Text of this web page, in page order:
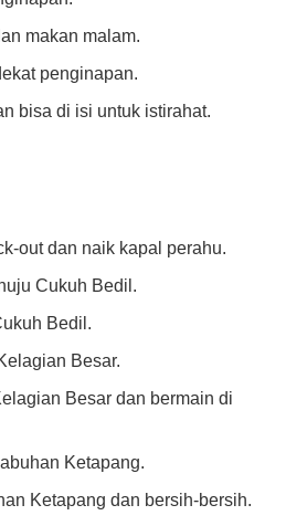
makan malam.
penginapan.
bisa di isi untuk istirahat.
out dan naik kapal perahu.
Cukuh Bedil.
Bedil.
Besar.
Besar dan bermain di
Ketapang.
Ketapang dan bersih-bersih.